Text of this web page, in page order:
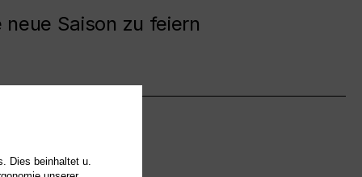
Saison zu feiern
Dies beinhaltet u.